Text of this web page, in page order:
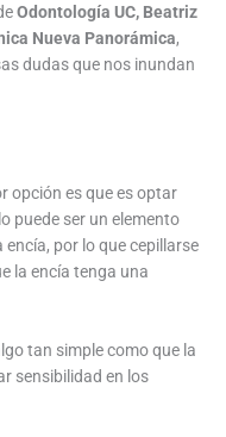
Odontología UC, Beatriz
Nueva Panorámica,
dudas que nos inundan
opción es que es optar
puede ser un elemento
por lo que cepillarse
la encía tenga una
tan simple como que la
sensibilidad en los